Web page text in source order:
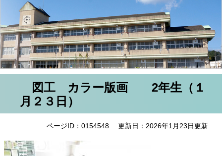
図工 カラー版画 2年生（１
月２３日）
ページID：0154548 更新日：2026年1月23日更新